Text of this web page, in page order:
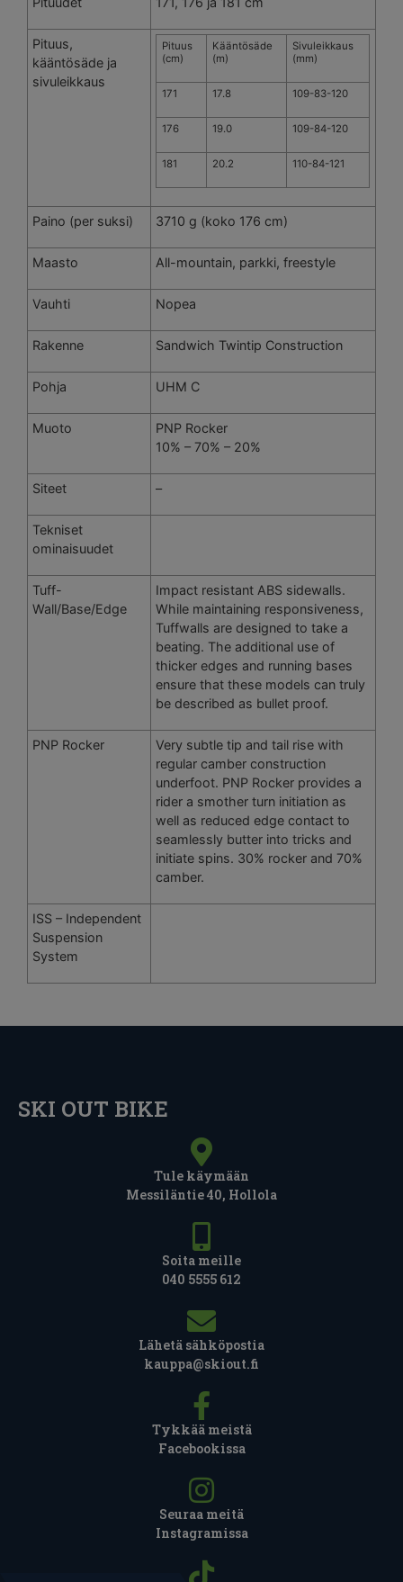
Pituus,
kääntösäde ja
sivuleikkaus
Pituus
(cm)
Kääntösäde
(m)
Sivuleikkaus
(mm)
171 17.8 109-83-120
176 19.0 109-84-120
181 20.2 110-84-121
Paino (per suksi) 3710 g (koko 176 cm)
Maasto All-mountain, parkki, freestyle
Vauhti Nopea
Rakenne Sandwich Twintip Construction
Pohja UHM C
Muoto
PNP Rocker
10% – 70% – 20%
Siteet –
Tekniset
ominaisuudet
Tuff-
Wall/Base/Edge
Impact resistant ABS sidewalls.
While maintaining responsiveness,
Tuffwalls are designed to take a
beating. The additional use of
thicker edges and running bases
ensure that these models can truly
be described as bullet proof.
PNP Rocker
Very subtle tip and tail rise with
regular camber construction
underfoot. PNP Rocker provides a
rider a smother turn initiation as
well as reduced edge contact to
seamlessly butter into tricks and
initiate spins. 30% rocker and 70%
camber.
ISS – Independent
Suspension
System
SKI OUT BIKE
Tule käymään
Messiläntie 40, Hollola
Soita meille
040 5555 612
Lähetä sähköpostia
kauppa@skiout.fi
Tykkää meistä
Facebookissa
Seuraa meitä
Instagramissa